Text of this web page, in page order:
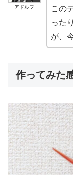
アドルフ
この
った
が、
作ってみた